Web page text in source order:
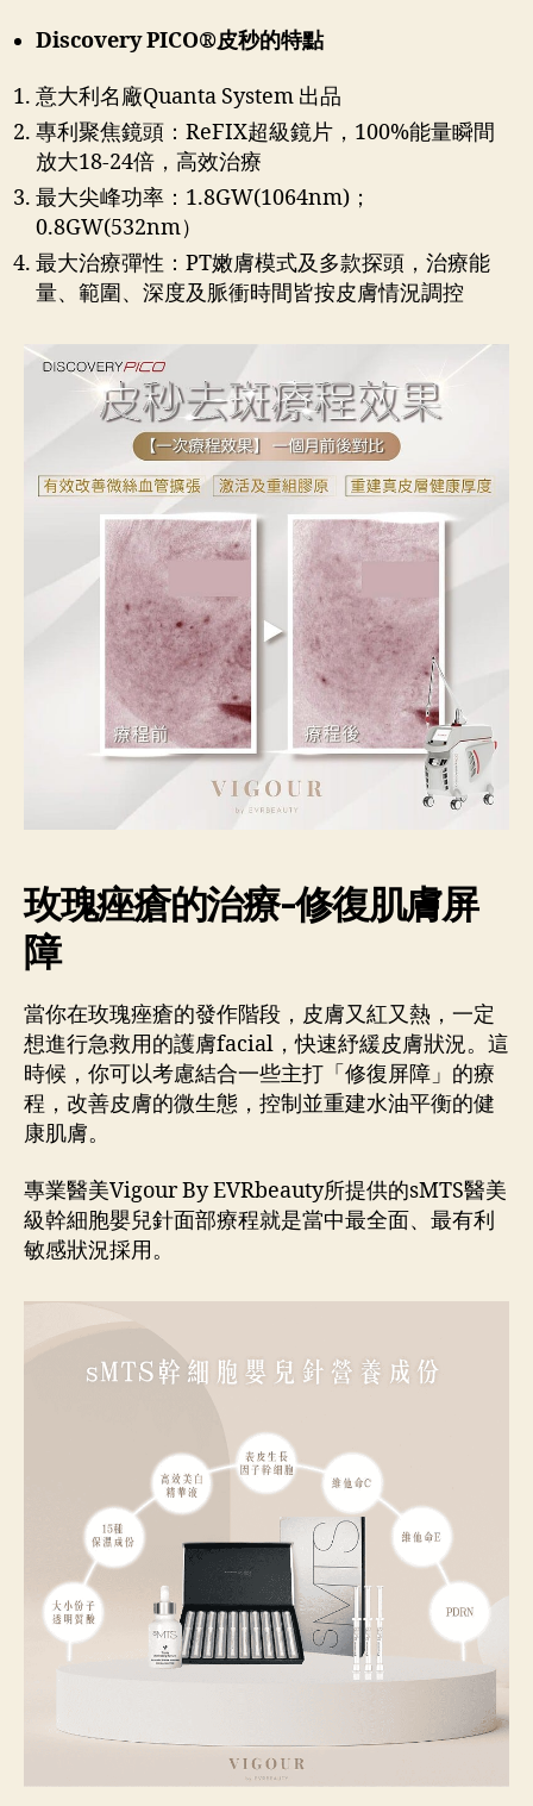
Discovery PICO®皮秒的特點
意大利名廠Quanta System 出品
專利聚焦鏡頭：ReFIX超級鏡片，100%能量瞬間
放大18-24倍，高效治療
最大尖峰功率：1.8GW(1064nm)；
0.8GW(532nm）
最大治療彈性：PT嫩膚模式及多款探頭，治療能
量、範圍、深度及脈衝時間皆按皮膚情況調控
玫瑰痤瘡的治療-修復肌膚屏
障
當你在玫瑰痤瘡的發作階段，皮膚又紅又熱，一定
想進行急救用的護膚facial，快速紓緩皮膚狀況。這
時候，你可以考慮結合一些主打「修復屏障」的療
程，改善皮膚的微生態，控制並重建水油平衡的健
康肌膚。
專業醫美Vigour By EVRbeauty所提供的sMTS醫美
級幹細胞嬰兒針面部療程就是當中最全面、最有利
敏感狀況採用。